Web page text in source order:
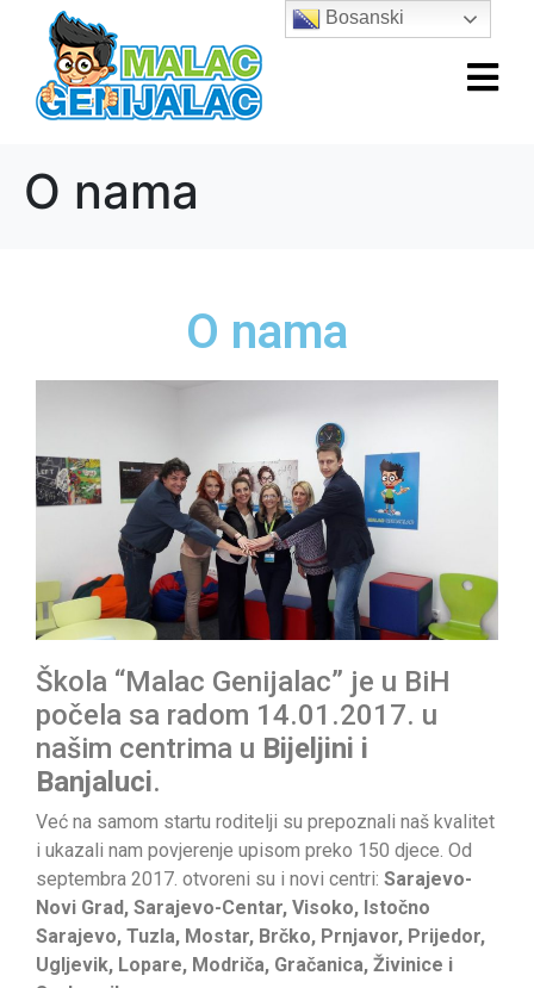
O nama
O nama
Škola “Malac Genijalac” je u BiH
počela sa radom 14.01.2017. u
našim centrima u Bijeljini i
Banjaluci.
Već na samom startu roditelji su prepoznali naš kvalitet
i ukazali nam povjerenje upisom preko 150 djece. Od
septembra 2017. otvoreni su i novi centri: Sarajevo-
Novi Grad, Sarajevo-Centar, Visoko, Istočno
Sarajevo, Tuzla, Mostar, Brčko, Prnjavor, Prijedor,
Ugljevik, Lopare, Modriča, Gračanica, Živinice i
Bosanski